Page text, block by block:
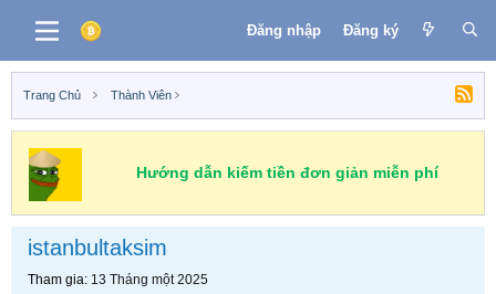
Đăng nhập Đăng ký
Trang Chủ Thành Viên
Hướng dẫn kiếm tiền đơn giản miễn phí
istanbultaksim
Tham gia 13 Tháng một 2025